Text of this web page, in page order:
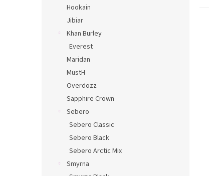
Hookain
Jibiar
Khan Burley
Everest
Maridan
MustH
Overdozz
Sapphire Crown
Sebero
Sebero Classic
Sebero Black
Sebero Arctic Mix
Smyrna